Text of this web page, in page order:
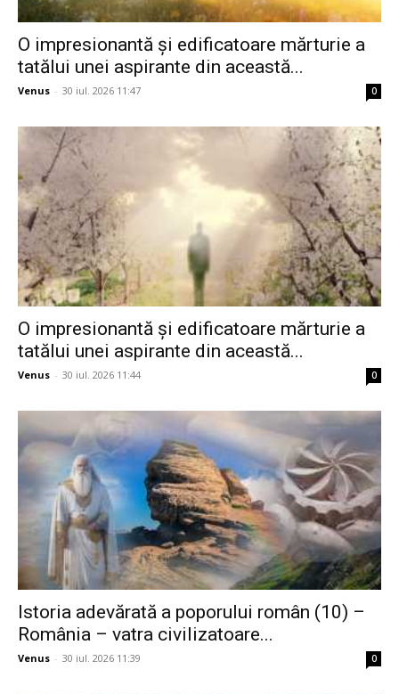
O impresionantă și edificatoare mărturie a
tatălui unei aspirante din această...
Venus - 30 iul. 2026 11:47 0
O impresionantă și edificatoare mărturie a
tatălui unei aspirante din această...
Venus - 30 iul. 2026 11:44 0
Istoria adevărată a poporului român (10) –
România – vatra civilizatoare...
Venus - 30 iul. 2026 11:39 0